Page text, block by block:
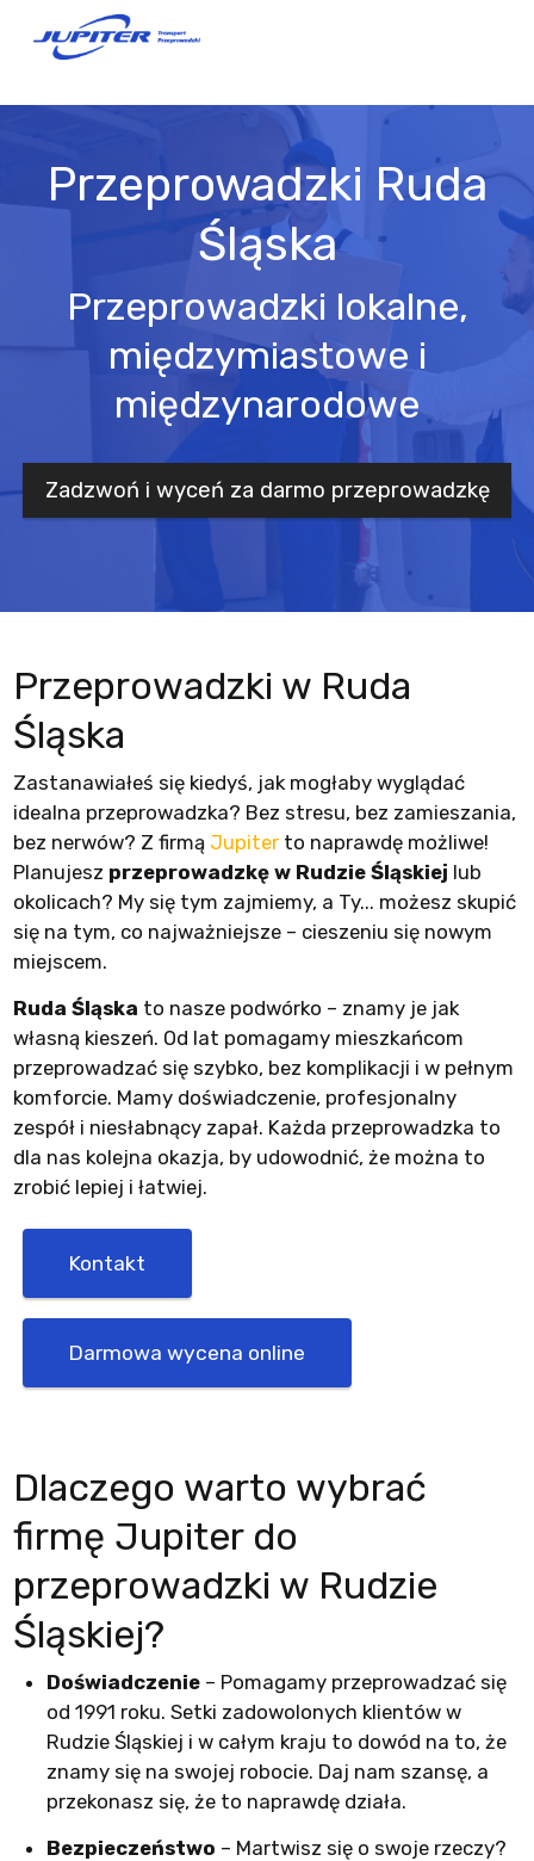
Przeprowadzki Ruda
Śląska
Przeprowadzki lokalne,
międzymiastowe i
międzynarodowe
Zadzwoń i wyceń za darmo przeprowadzkę
Przeprowadzki w Ruda
Śląska
Zastanawiałeś się kiedyś, jak mogłaby wyglądać
idealna przeprowadzka? Bez stresu, bez zamieszania,
bez nerwów? Z firmą Jupiterto naprawdę możliwe!
Planujesz przeprowadzkę w Rudzie Śląskiej lub
okolicach? My się tym zajmiemy, a Ty... możesz skupić
się na tym, co najważniejsze – cieszeniu się nowym
miejscem.
Ruda Śląska to nasze podwórko – znamy je jak
własną kieszeń. Od lat pomagamy mieszkańcom
przeprowadzać się szybko, bez komplikacji i w pełnym
komforcie. Mamy doświadczenie, profesjonalny
zespół i niesłabnący zapał. Każda przeprowadzka to
dla nas kolejna okazja, by udowodnić, że można to
zrobić lepiej i łatwiej.
Kontakt
Darmowa wycena online
Dlaczego warto wybrać
firmę Jupiter do
przeprowadzki w Rudzie
Śląskiej?
Doświadczenie– Pomagamy przeprowadzać się
od 1991 roku. Setki zadowolonych klientów w
Rudzie Śląskiej i w całym kraju to dowód na to, że
znamy się na swojej robocie. Daj nam szansę, a
przekonasz się, że to naprawdę działa.
Bezpieczeństwo – Martwisz się o swoje rzeczy?